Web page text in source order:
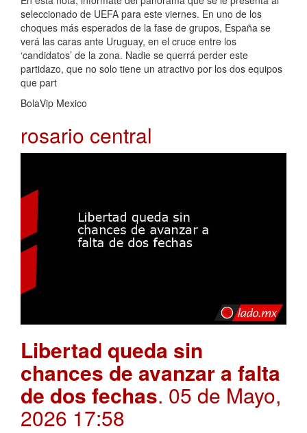
seleccionado de UEFA para este viernes. En uno de los
choques más esperados de la fase de grupos, España se
verá las caras ante Uruguay, en el cruce entre los
‘candidatos’ de la zona. Nadie se querrá perder este
partidazo, que no solo tiene un atractivo por los dos equipos
que part
BolaVip Mexico
rosario central
Libertad queda sin
chances de avanzar a falta
de dos fechas. 05 de Mayo,
2026 17:58